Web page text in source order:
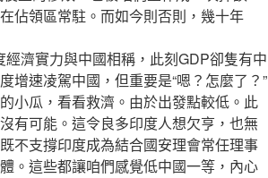
佔領區常駐。而如今則否則，幾十年
濟實力與中國相稱，此刻GDP卻隻有中
增速凌駕中國，但重要是“嗯？怎麼了？”
小瓜，看看救濟。由於出發點較低。此
有可能。這令良多印度人想欠亨，也無
不支撐印度成為結合國安理會常任理事
。這些都讓咱們感覺低中國一等，內心